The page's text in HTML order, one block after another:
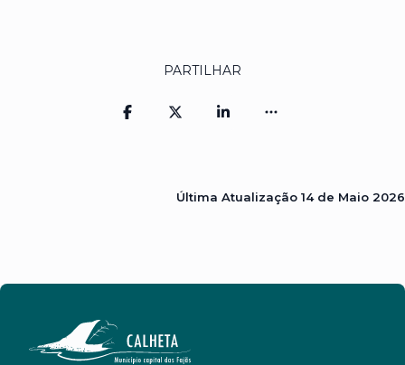
PARTILHAR
Última Atualização 14 de Maio 2026